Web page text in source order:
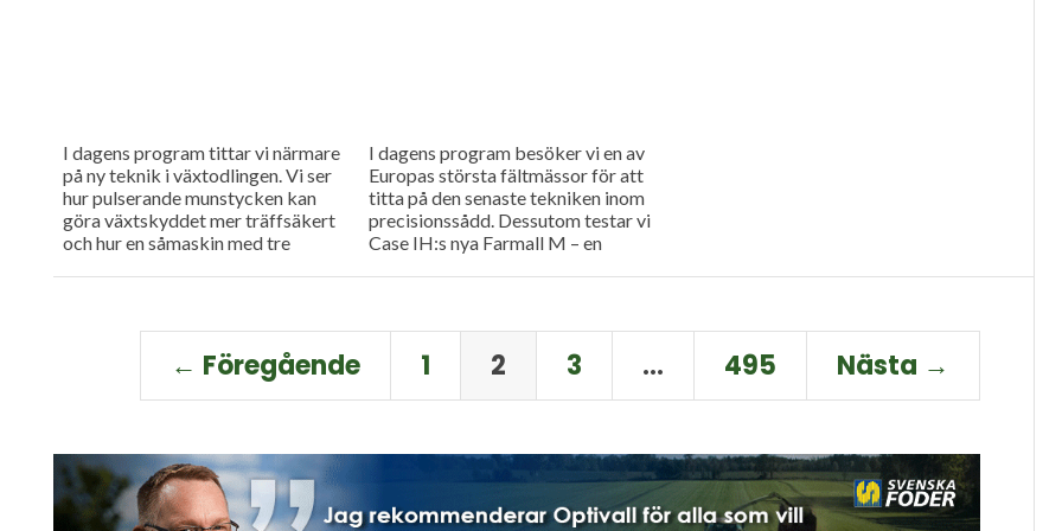
I dagens program tittar vi närmare
på ny teknik i växtodlingen. Vi ser
hur pulserande munstycken kan
göra växtskyddet mer träffsäkert
och hur en såmaskin med tre
I dagens program besöker vi en av
Europas största fältmässor för att
titta på den senaste tekniken inom
precisionssådd. Dessutom testar vi
Case IH:s nya Farmall M – en
← Föregående 1 2 3 … 495 Nästa →